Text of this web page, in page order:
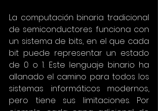
La computación binaria tradicional
de semiconductores funciona con
un sistema de bits, en el que cada
bit puede representar un estado
de 0 o 1. Este lenguaje binario ha
allanado el camino para todos los
sistemas informáticos modernos,
pero tiene sus limitaciones. Por